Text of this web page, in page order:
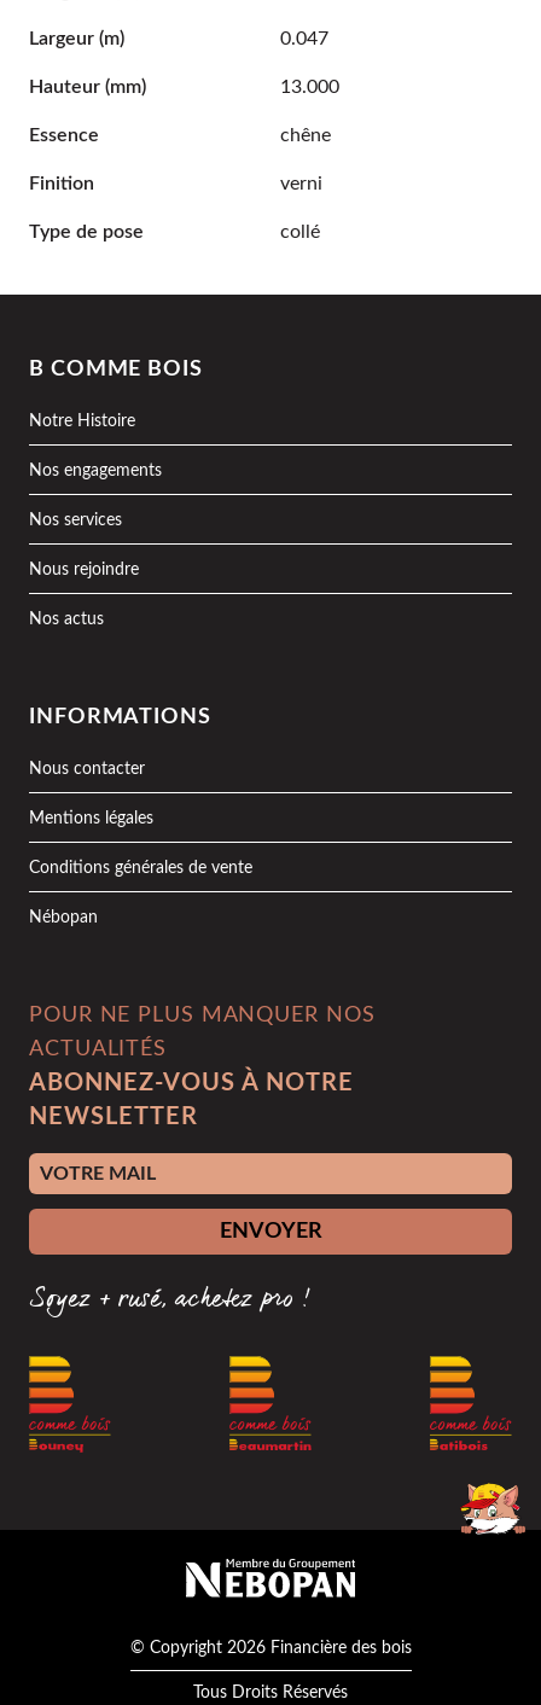
Largeur (m) 0.047
Hauteur (mm) 13.000
Essence chêne
Finition verni
Type de pose collé
B COMME BOIS
Notre Histoire
Nos engagements
Nos services
Nous rejoindre
Nos actus
INFORMATIONS
Nous contacter
Mentions légales
Conditions générales de vente
Nébopan
POUR NE PLUS MANQUER NOS
ACTUALITÉS
ABONNEZ-VOUS À NOTRE
NEWSLETTER
Adresse e-mail
ENVOYER
Soyez + rusé, achetez pro !
Membre du groupement Nébopan
© Copyright 2026 Financière des bois
Tous Droits Réservés